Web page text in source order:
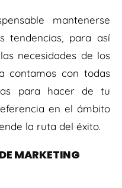
mantenerse
tendencias, para así
necesidades de los
contamos con todas
para hacer de tu
en el ámbito
la ruta del éxito.
MARKETING